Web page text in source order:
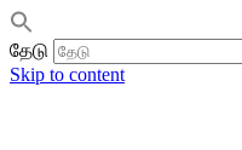
தேடு
Skip to content